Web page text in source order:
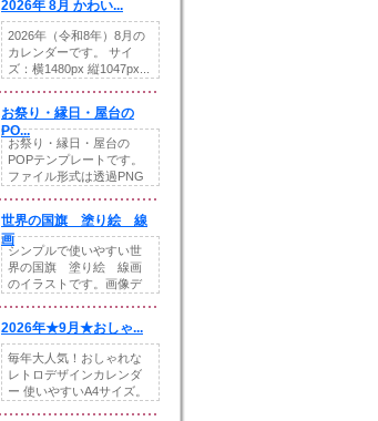
2026年 8月 かわい...
2026年（令和8年）8月の
カレンダーです。 サイ
ズ：横1480px 縦1047px...
お祭り・縁日・屋台の
PO...
お祭り・縁日・屋台の
POPテンプレートです。
ファイル形式は透過PNG
世界の国旗 塗り絵 線
画
シンプルで使いやすい世
界の国旗 塗り絵 線画
のイラストです。画像デ
2026年★9月★おしゃ...
毎年大人気！おしゃれな
レトロデザインカレンダ
ー 使いやすいA4サイズ。